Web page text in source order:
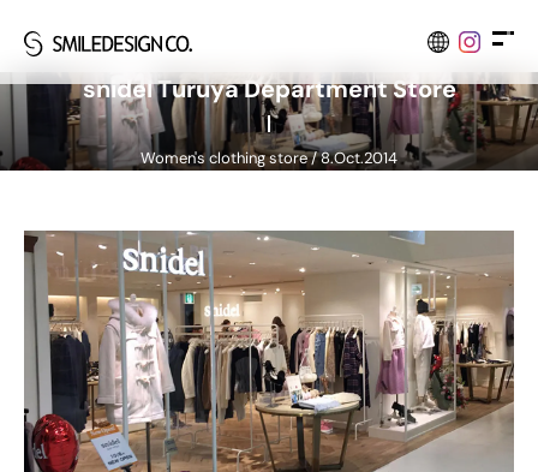
snidelTuruyaDepartmentStore
Women's clothing store / 8.Oct.2014